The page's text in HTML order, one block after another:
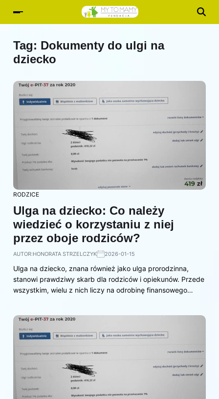
Tag: Dokumenty do ulgi na
dziecko
RODZICE
Ulga na dziecko: Co należy
wiedzieć o korzystaniu z niej
przez oboje rodziców?
AUTOR:HONORATA STRZELCZYK 2026-01-15
Ulga na dziecko, znana również jako ulga prorodzinna,
stanowi prawdziwy skarb dla rodziców i opiekunów. Przede
wszystkim, wielu z nich liczy na odrobinę finansowego…